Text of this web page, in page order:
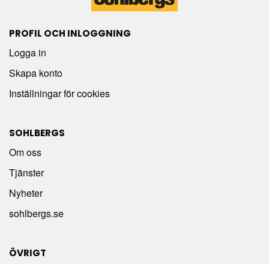
PROFIL OCH INLOGGNING
Logga in
Skapa konto
Inställningar för cookies
SOHLBERGS
Om oss
Tjänster
Nyheter
sohlbergs.se
ÖVRIGT